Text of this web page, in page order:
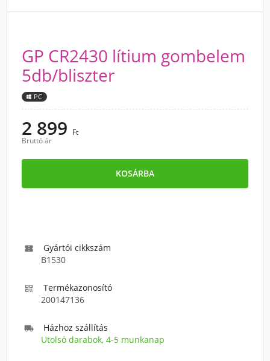
GP CR2430 lítium gombelem
5db/bliszter
PC
2 899 Ft
Bruttó ár
KOSÁRBA

Gyártói cikkszám
B1530

Termékazonosító
200147136

Házhoz szállítás
Utolsó darabok, 4-5 munkanap